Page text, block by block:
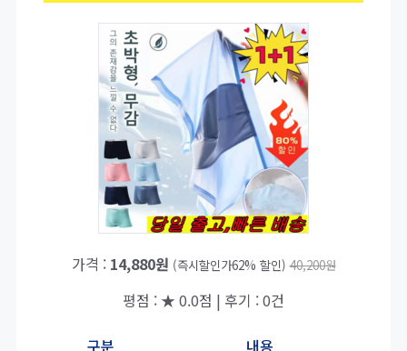
가격 : 14,880원 (즉시할인가62% 할인) 40,200원
평점 : ★ 0.0점 | 후기 : 0건
구분
내용